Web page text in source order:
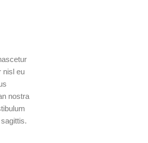
nisl eu
nostra